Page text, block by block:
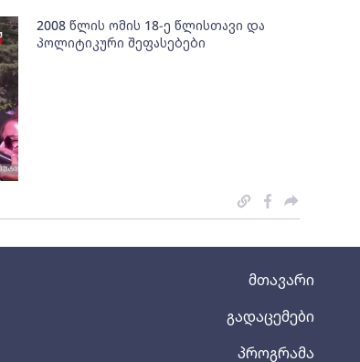
მთავარი
გადაცემები
პროგრამა
2008 წლის ომის 18-ე წლისთავი და
პოლიტიკური შეფასებები